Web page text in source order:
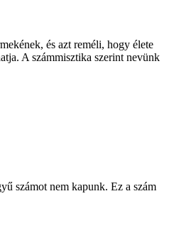
és azt reméli, hogy élete
A számmisztika szerint nevünk
számot nem kapunk. Ez a szám